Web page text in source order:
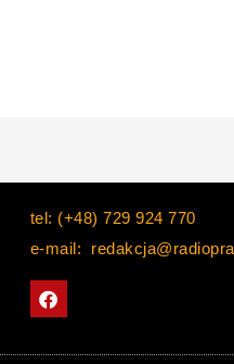
tel: (+48) 729 924 770
e-mail:
F
a